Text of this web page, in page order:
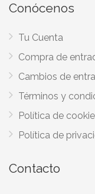
Conócenos
Tu Cuenta
Compra de
Cambios de
Términos y
Política de
Política de
Contacto